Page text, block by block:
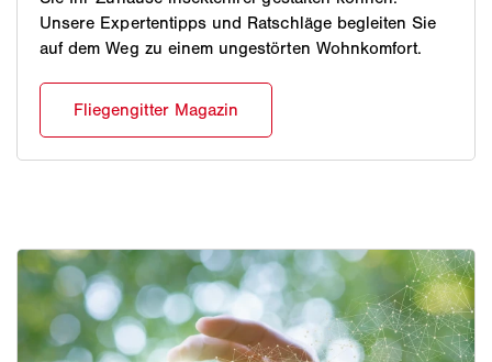
Unsere Expertentipps und Ratschläge begleiten Sie
auf dem Weg zu einem ungestörten Wohnkomfort.